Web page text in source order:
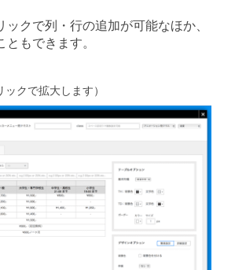
ックで列・行の追加が可能なほか、
もできます。
クで拡大します）